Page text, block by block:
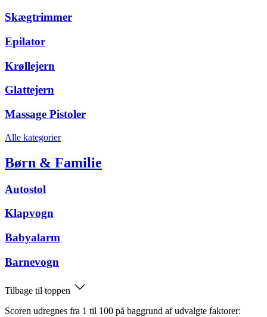
Skægtrimmer
Epilator
Krøllejern
Glattejern
Massage Pistoler
Alle kategorier
Børn & Familie
Autostol
Klapvogn
Babyalarm
Barnevogn
Tilbage til toppen
Scoren udregnes fra 1 til 100 på baggrund af udvalgte faktorer: